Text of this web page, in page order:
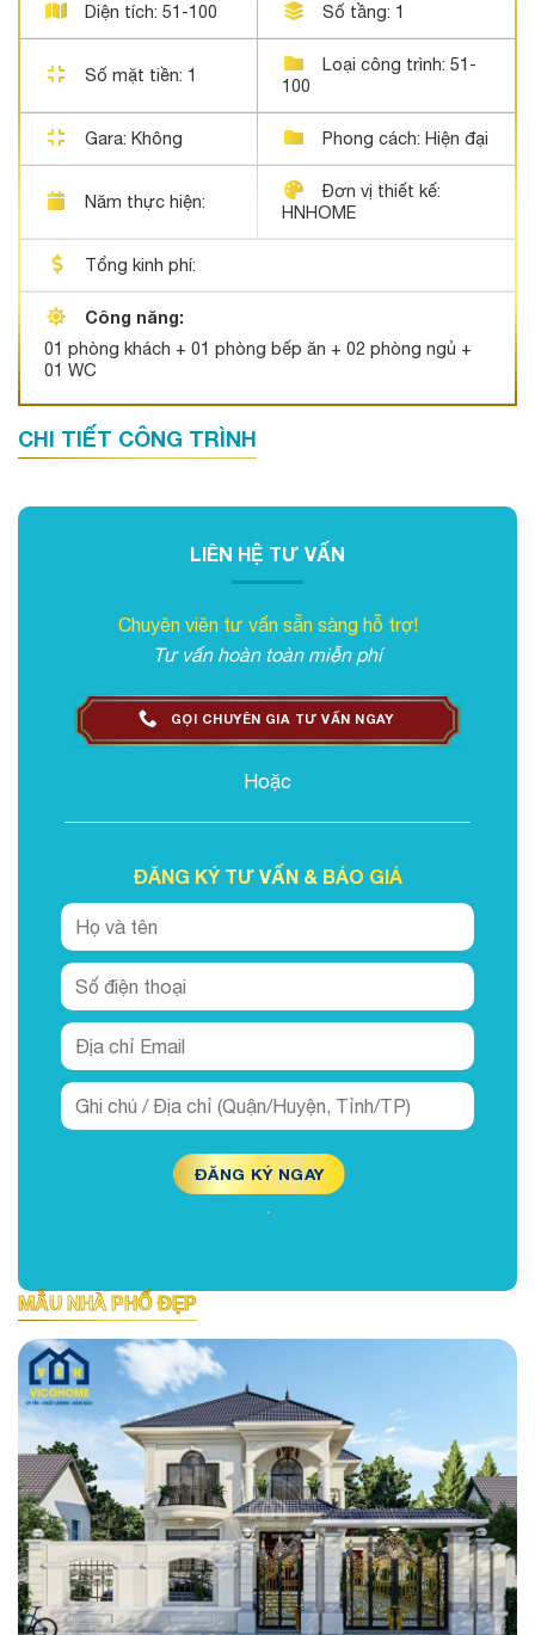
Diện tích: 51-100 Số tầng: 1
Số mặt tiền: 1
Loại công trình: 51-
100
Gara: Không Phong cách: Hiện đại
Năm thực hiện:
Đơn vị thiết kế:
HNHOME
Tổng kinh phí:
Công năng:
01 phòng khách + 01 phòng bếp ăn + 02 phòng ngủ +
01 WC
CHI TIẾT CÔNG TRÌNH
LIÊN HỆ TƯ VẤN
Chuyên viên tư vấn sẵn sàng hỗ trợ!
Tư vấn hoàn toàn miễn phí
GỌI CHUYÊN GIA TƯ VẤN NGAY
Hoặc
ĐĂNG KÝ TƯ VẤN & BÁO GIÁ
MẪU NHÀ PHỐ ĐẸP